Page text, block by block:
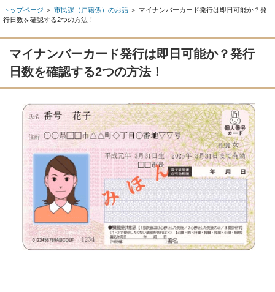
トップページ ＞ 市民課（戸籍係）のお話 ＞ マイナンバーカード発行は即日可能か？発
行日数を確認する2つの方法！
マイナンバーカード発行は即日可能か？発行
日数を確認する2つの方法！